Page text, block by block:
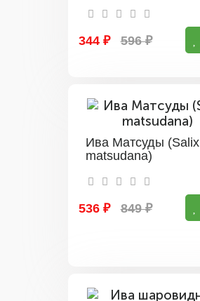
344 ₽ 596 ₽
Ива Матсуды (Salix
matsudana)
536 ₽ 849 ₽